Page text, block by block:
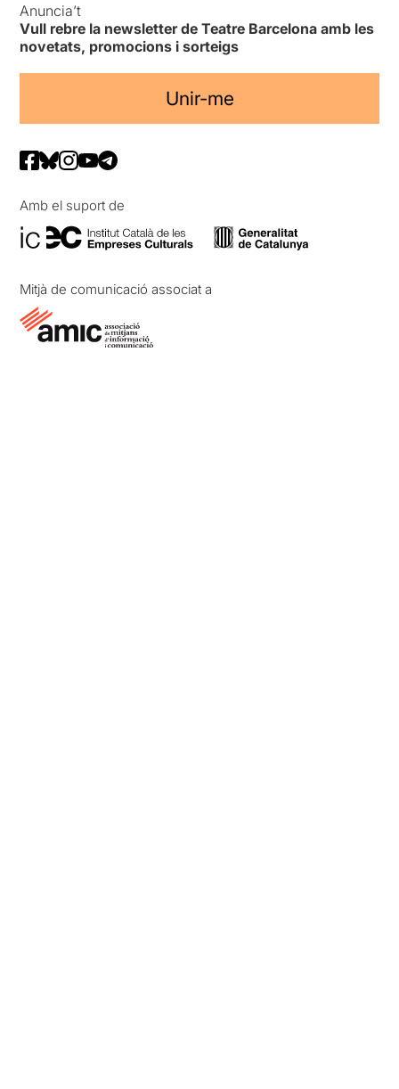
Anuncia’t
Vull rebre la newsletter de Teatre Barcelona amb les
novetats, promocions i sorteigs
Unir-me
Amb el suport de
Mitjà de comunicació associat a